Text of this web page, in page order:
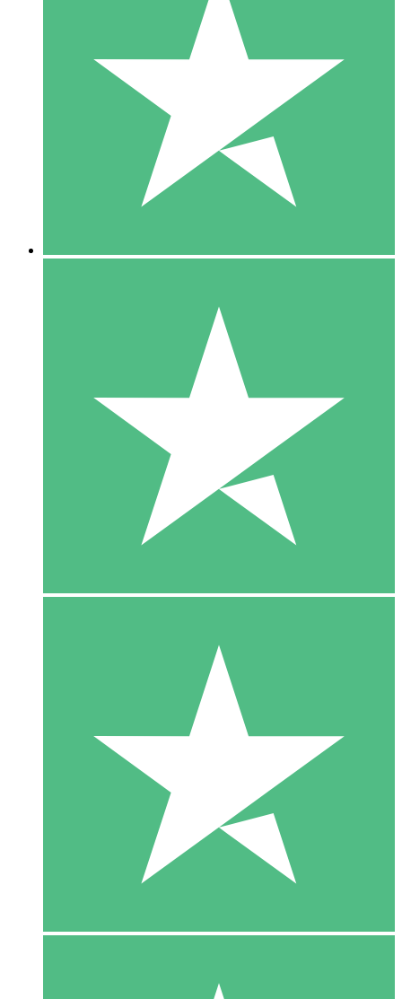
Pacotes de Créditos Individuais
Pague conforme o uso com créditos de download. Sem
1000
10 Downloads
20 00